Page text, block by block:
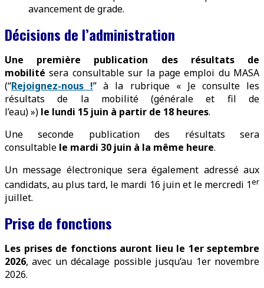
avancement de grade.
Décisions de l’administration
Une première publication des résultats de
mobilité sera consultable sur la page emploi du MASA
(“Rejoignez-nous !” à la rubrique « Je consulte les
résultats de la mobilité (générale et fil de
l’eau) ») le lundi 15 juin à partir de 18 heures.
Une seconde publication des résultats sera
consultable le mardi 30 juin à la même heure.
Un message électronique sera également adressé aux
candidats, au plus tard, le mardi 16 juin et le mercredi 1er
juillet.
Prise de fonctions
Les prises de fonctions auront lieu le 1er septembre
2026, avec un décalage possible jusqu’au 1er novembre
2026.